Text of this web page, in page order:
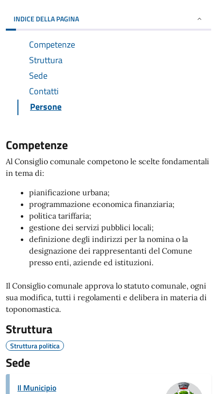
INDICE DELLA PAGINA
Competenze
Struttura
Sede
Contatti
Persone
Competenze
Al Consiglio comunale competono le scelte fondamentali
in tema di:
pianificazione urbana;
programmazione economica finanziaria;
politica tariffaria;
gestione dei servizi pubblici locali;
definizione degli indirizzi per la nomina o la
designazione dei rappresentanti del Comune
presso enti, aziende ed istituzioni.
Il Consiglio comunale approva lo statuto comunale, ogni
sua modifica, tutti i regolamenti e delibera in materia di
toponomastica.
Struttura
Struttura politica
Sede
Il Municipio